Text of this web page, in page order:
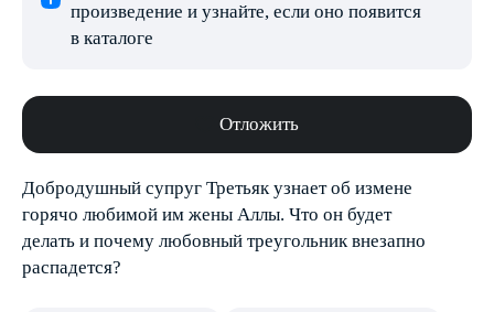
произведение и узнайте, если оно появится
в каталоге
Отложить
Добродушный супруг Третьяк узнает об измене
горячо любимой им жены Аллы. Что он будет
делать и почему любовный треугольник внезапно
распадется?